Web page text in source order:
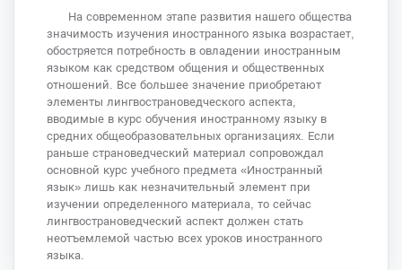
На современном этапе развития нашего общества
значимость изучения иностранного языка возрастает,
обостряется потребность в овладении иностранным
языком как средством общения и общественных
отношений. Все большее значение приобретают
элементы лингвострановедческого аспекта,
вводимые в курс обучения иностранному языку в
средних общеобразовательных организациях. Если
раньше страноведческий материал сопровождал
основной курс учебного предмета «Иностранный
язык» лишь как незначительный элемент при
изучении определенного материала, то сейчас
лингвострановедческий аспект должен стать
неотъемлемой частью всех уроков иностранного
языка.